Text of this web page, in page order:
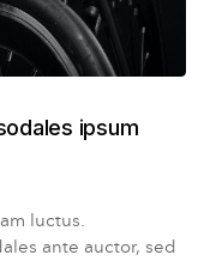
ipsum
luctus.
ante auctor, sed